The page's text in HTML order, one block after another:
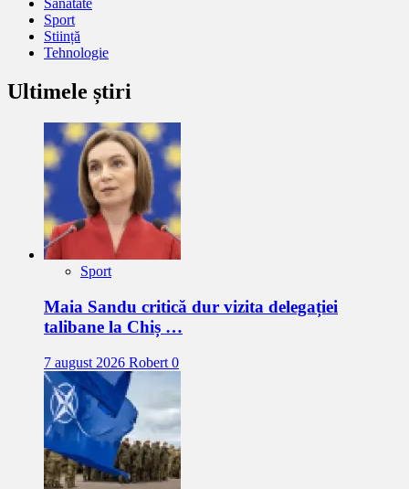
Sanatate
Sport
Stiință
Tehnologie
Ultimele știri
Sport
Maia Sandu critică dur vizita delegației
talibane la Chiș …
7 august 2026 Robert 0